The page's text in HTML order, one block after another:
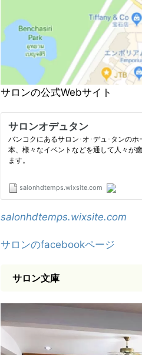
サロンの公式Webサイト
salonhdtemps.wixsite.com
サロンのfacebookページ
サロン文庫